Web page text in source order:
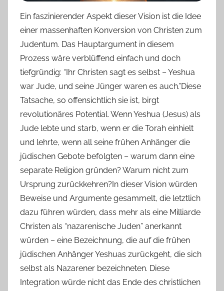
Ein faszinierender Aspekt dieser Vision ist die Idee
einer massenhaften Konversion von Christen zum
Judentum. Das Hauptargument in diesem
Prozess wäre verblüffend einfach und doch
tiefgründig: “Ihr Christen sagt es selbst – Yeshua
war Jude, und seine Jünger waren es auch.”Diese
Tatsache, so offensichtlich sie ist, birgt
revolutionäres Potential. Wenn Yeshua (Jesus) als
Jude lebte und starb, wenn er die Torah einhielt
und lehrte, wenn all seine frühen Anhänger die
jüdischen Gebote befolgten – warum dann eine
separate Religion gründen? Warum nicht zum
Ursprung zurückkehren?In dieser Vision würden
Beweise und Argumente gesammelt, die letztlich
dazu führen würden, dass mehr als eine Milliarde
Christen als “nazarenische Juden” anerkannt
würden – eine Bezeichnung, die auf die frühen
jüdischen Anhänger Yeshuas zurückgeht, die sich
selbst als Nazarener bezeichneten. Diese
Integration würde nicht das Ende des christlichen